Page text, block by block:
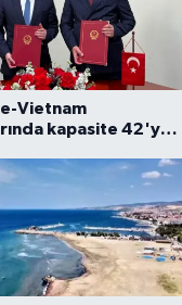
Vietnam
kapasite 42'ye